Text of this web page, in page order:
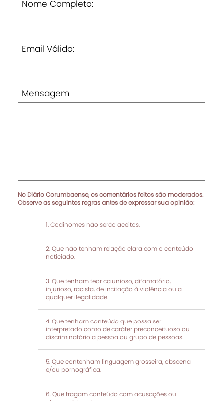
Nome Completo:
Email Válido:
Mensagem
No Diário Corumbaense, os comentários feitos são moderados.
Observe as seguintes regras antes de expressar sua opinião:
Codinomes não serão aceitos.
Que não tenham relação clara com o conteúdo
noticiado.
Que tenham teor calunioso, difamatório,
injurioso, racista, de incitação à violência ou a
qualquer ilegalidade.
Que tenham conteúdo que possa ser
interpretado como de caráter preconceituoso ou
discriminatório a pessoa ou grupo de pessoas.
Que contenham linguagem grosseira, obscena
e/ou pornográfica.
Que tragam conteúdo com acusações ou